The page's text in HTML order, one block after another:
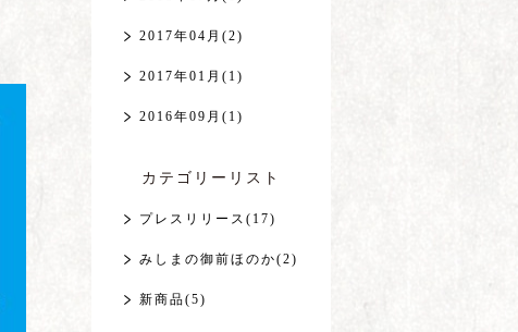
2017年04月(2)
2017年01月(1)
2016年09月(1)
カテゴリーリスト
プレスリリース(17)
みしまの御前ほのか(2)
新商品(5)